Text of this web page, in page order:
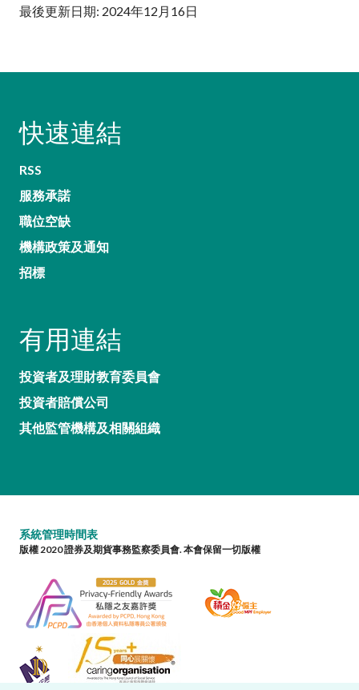
最後更新日期: 2024年12月16日
快速連結
RSS
服務承諾
職位空缺
機構政策及通知
招標
有用連結
投資者及理財教育委員會
投資者賠償公司
其他監管機構及相關組織
系統管理時間表
版權 2020 證券及期貨事務監察委員會. 本會保留一切版權